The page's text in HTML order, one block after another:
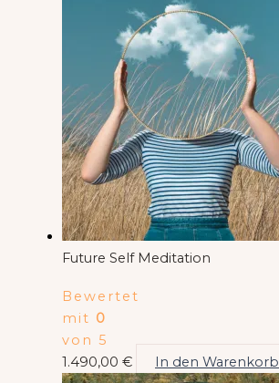
Future Self Meditation
Bewertet
mit 0
von 5
1.490,00 € In den Warenkorb